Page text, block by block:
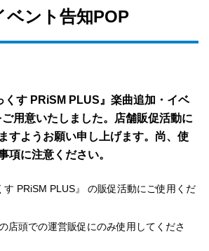
ベント告知POP
くす PRiSM PLUS』楽曲追加・イベ
用意いたしました。店舗販促活動に
すようお願い申し上げます。尚、使
項に注意ください。
す PRiSM PLUS』 の販促活動にご使用くだ
店頭での運営販促にのみ使用してくださ